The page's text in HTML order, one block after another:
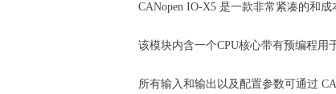
CANopen IO-X5 是一款非常紧凑的和
该模块内含一个CPU核心带有预编程用
所有输入和输出以及配置参数可通过